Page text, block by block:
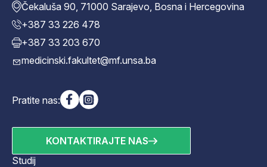
Čekaluša 90, 71000 Sarajevo, Bosna i Hercegovina
+387 33 226 478
+387 33 203 670
medicinski.fakultet@mf.unsa.ba
Pratite nas:
KONTAKTIRAJTE NAS
Studij